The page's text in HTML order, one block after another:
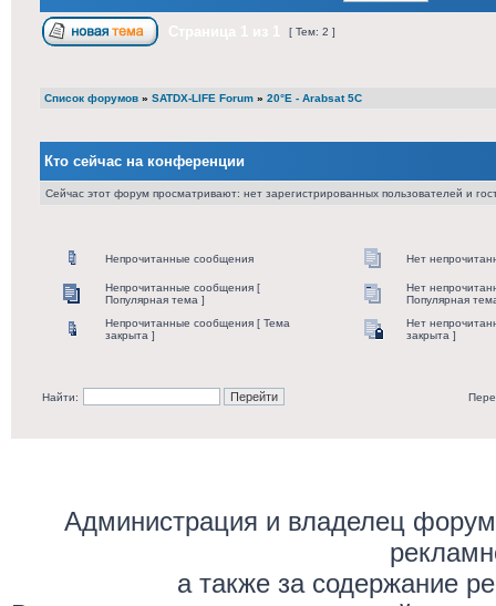
[ Тем: 2 ]
Список форумов » SATDX-LIFE Forum » 20°E - Arabsat 5C
Кто сейчас на конференции
Сейчас этот форум просматривают: нет зарегистрированных пользователей и
Непрочитанные сообщения Нет
Непрочитанные сообщения [
Популярная тема ]
Нет
Популярная
Непрочитанные сообщения [ Тема
закрыта ]
Нет
закрыта ]
Найти:
Администрация и владелец
а также за содержание